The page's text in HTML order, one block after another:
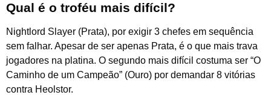
Qual é o troféu mais difícil?
Nightlord Slayer (Prata), por exigir 3 chefes em sequência
sem falhar. Apesar de ser apenas Prata, é o que mais trava
jogadores na platina. O segundo mais difícil costuma ser “O
Caminho de um Campeão” (Ouro) por demandar 8 vitórias
contra Heolstor.